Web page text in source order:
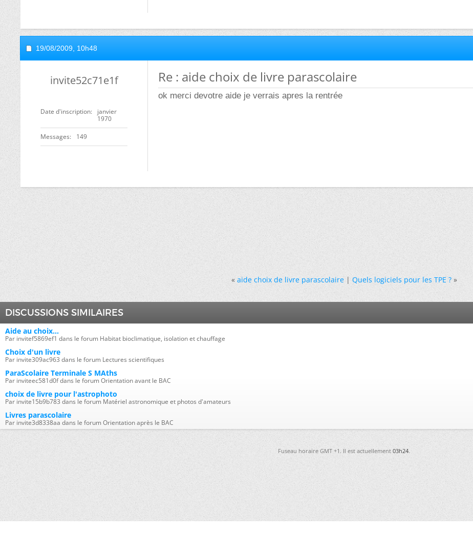
19/08/2009, 10h48
invite52c71e1f
Date d'inscription
janvier
1970
Messages 149
Re : aide choix de livre parascolaire
ok merci devotre aide je verrais apres la rentrée
« aide choix de livre parascolaire|Quels logiciels pour les TPE ? »
DISCUSSIONS SIMILAIRES
Aide au choix...
Par invitef5869ef1 dans le forum Habitat bioclimatique, isolation et chauffage
Choix d'un livre
Par invite309ac963 dans le forum Lectures scientifiques
ParaScolaire Terminale S MAths
Par inviteec581d0f dans le forum Orientation avant le BAC
choix de livre pour l'astrophoto
Par invite15b9b783 dans le forum Matériel astronomique et photos d'amateurs
Livres parascolaire
Par invite3d8338aa dans le forum Orientation après le BAC
Fuseau horaire GMT +1. Il est actuellement03h24.